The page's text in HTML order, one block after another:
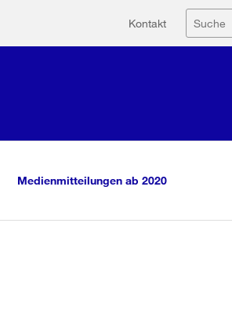
Kontakt Suche
Medienmitteilungen ab 2020